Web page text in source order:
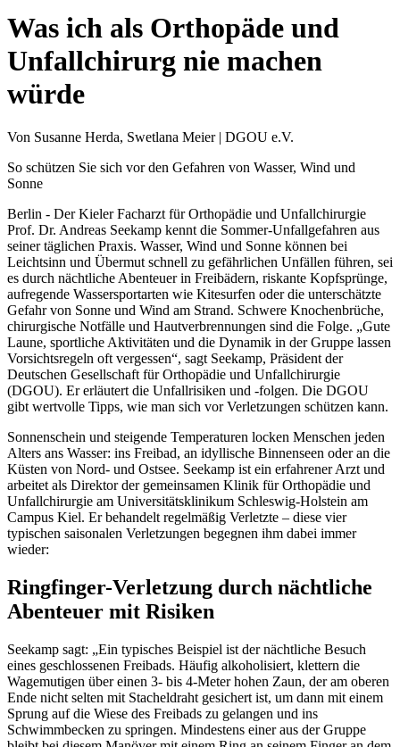
Was ich als Orthopäde und
Unfallchirurg nie machen
würde
Von Susanne Herda, Swetlana Meier | DGOU e.V.
So schützen Sie sich vor den Gefahren von Wasser, Wind und
Sonne
Berlin - Der Kieler Facharzt für Orthopädie und Unfallchirurgie
Prof. Dr. Andreas Seekamp kennt die Sommer-Unfallgefahren aus
seiner täglichen Praxis. Wasser, Wind und Sonne können bei
Leichtsinn und Übermut schnell zu gefährlichen Unfällen führen, sei
es durch nächtliche Abenteuer in Freibädern, riskante Kopfsprünge,
aufregende Wassersportarten wie Kitesurfen oder die unterschätzte
Gefahr von Sonne und Wind am Strand. Schwere Knochenbrüche,
chirurgische Notfälle und Hautverbrennungen sind die Folge. „Gute
Laune, sportliche Aktivitäten und die Dynamik in der Gruppe lassen
Vorsichtsregeln oft vergessen“, sagt Seekamp, Präsident der
Deutschen Gesellschaft für Orthopädie und Unfallchirurgie
(DGOU). Er erläutert die Unfallrisiken und -folgen. Die DGOU
gibt wertvolle Tipps, wie man sich vor Verletzungen schützen kann.
Sonnenschein und steigende Temperaturen locken Menschen jeden
Alters ans Wasser: ins Freibad, an idyllische Binnenseen oder an die
Küsten von Nord- und Ostsee. Seekamp ist ein erfahrener Arzt und
arbeitet als Direktor der gemeinsamen Klinik für Orthopädie und
Unfallchirurgie am Universitätsklinikum Schleswig-Holstein am
Campus Kiel. Er behandelt regelmäßig Verletzte – diese vier
typischen saisonalen Verletzungen begegnen ihm dabei immer
wieder:
Ringfinger-Verletzung durch nächtliche
Abenteuer mit Risiken
Seekamp sagt: „Ein typisches Beispiel ist der nächtliche Besuch
eines geschlossenen Freibads. Häufig alkoholisiert, klettern die
Wagemutigen über einen 3- bis 4-Meter hohen Zaun, der am oberen
Ende nicht selten mit Stacheldraht gesichert ist, um dann mit einem
Sprung auf die Wiese des Freibads zu gelangen und ins
Schwimmbecken zu springen. Mindestens einer aus der Gruppe